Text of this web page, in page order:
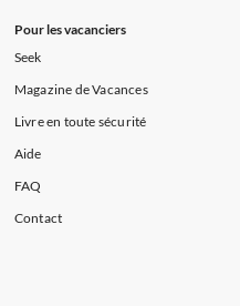
Pour les vacanciers
Seek
Magazine de Vacances
Livre en toute sécurité
Aide
FAQ
Contact